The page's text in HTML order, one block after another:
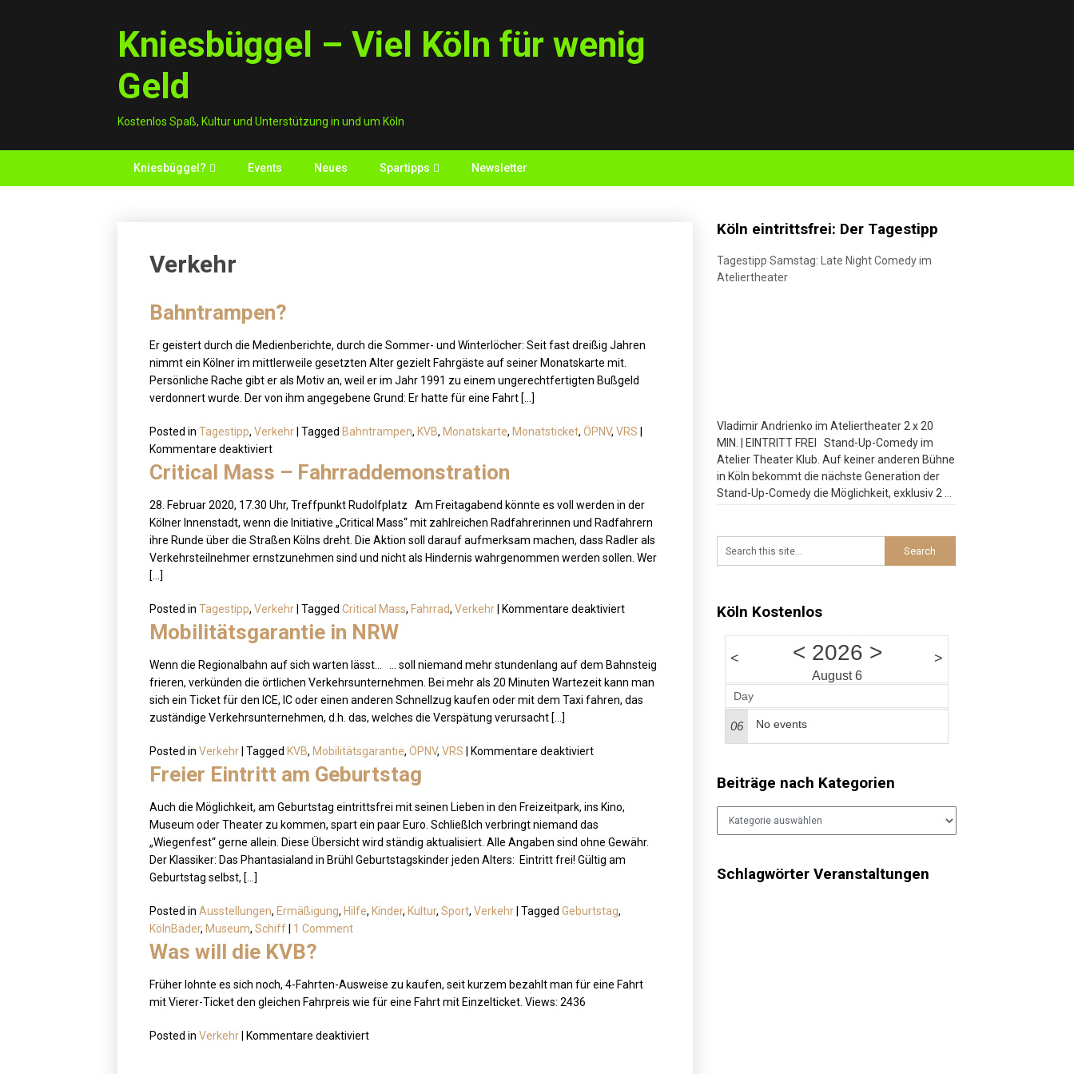
Kniesbüggel – Viel Köln für wenig
Geld
Kostenlos Spaß, Kultur und Unterstützung in und um Köln
Kniesbüggel? Events Neues Spartipps Newsletter
Verkehr
Bahntrampen?
Er geistert durch die Medienberichte, durch die Sommer- und Winterlöcher: Seit fast dreißig Jahren
nimmt ein Kölner im mittlerweile gesetzten Alter gezielt Fahrgäste auf seiner Monatskarte mit.
Persönliche Rache gibt er als Motiv an, weil er im Jahr 1991 zu einem ungerechtfertigten Bußgeld
verdonnert wurde. Der von ihm angegebene Grund: Er hatte für eine Fahrt […]
Posted in Tagestipp, Verkehr Tagged Bahntrampen, KVB, Monatskarte, Monatsticket, ÖPNV, VRS
Kommentare deaktiviertfür
Bahntrampen?
Critical Mass – Fahrraddemonstration
28. Februar 2020, 17.30 Uhr, Treffpunkt Rudolfplatz Am Freitagabend könnte es voll werden in der
Kölner Innenstadt, wenn die Initiative „Critical Mass“ mit zahlreichen Radfahrerinnen und Radfahrern
ihre Runde über die Straßen Kölns dreht. Die Aktion soll darauf aufmerksam machen, dass Radler als
Verkehrsteilnehmer ernstzunehmen sind und nicht als Hindernis wahrgenommen werden sollen. Wer
[…]
Posted in Tagestipp, Verkehr Tagged Critical Mass, Fahrrad, Verkehr Kommentare deaktiviertfür
–
Fahrraddemonstration
Mobilitätsgarantie in NRW
Wenn die Regionalbahn auf sich warten lässt… … soll niemand mehr stundenlang auf dem Bahnsteig
frieren, verkünden die örtlichen Verkehrsunternehmen. Bei mehr als 20 Minuten Wartezeit kann man
sich ein Ticket für den ICE, IC oder einen anderen Schnellzug kaufen oder mit dem Taxi fahren, das
zuständige Verkehrsunternehmen, d.h. das, welches die Verspätung verursacht […]
Posted in Verkehr Tagged KVB, Mobilitätsgarantie, ÖPNV, VRS Kommentare deaktiviertfür
NRW
Freier Eintritt am Geburtstag
Auch die Möglichkeit, am Geburtstag eintrittsfrei mit seinen Lieben in den Freizeitpark, ins Kino,
Museum oder Theater zu kommen, spart ein paar Euro. Schließlch verbringt niemand das
„Wiegenfest“ gerne allein. Diese Übersicht wird ständig aktualisiert. Alle Angaben sind ohne Gewähr.
Der Klassiker: Das Phantasialand in Brühl Geburtstagskinder jeden Alters: Eintritt frei! Gültig am
Geburtstag selbst, […]
Posted in Ausstellungen, Ermäßigung, Hilfe, Kinder, Kultur, Sport, Verkehr Tagged Geburtstag,
KölnBäder, Museum, Schiff 1 Comment
Was will die KVB?
Früher lohnte es sich noch, 4-Fahrten-Ausweise zu kaufen, seit kurzem bezahlt man für eine Fahrt
mit Vierer-Ticket den gleichen Fahrpreis wie für eine Fahrt mit Einzelticket. Views: 2436
Posted in Verkehr Kommentare deaktiviertfür
Köln eintrittsfrei: Der Tagestipp
Tagestipp Samstag: Late Night Comedy im
Ateliertheater
Vladimir Andrienko im Ateliertheater 2 x 20
MIN. | EINTRITT FREI Stand-Up-Comedy im
Atelier Theater Klub. Auf keiner anderen Bühne
in Köln bekommt die nächste Generation der
Stand-Up-Comedy die Möglichkeit, exklusiv 2 x
Köln Kostenlos
< < 2026 >
August 6
>
Day
06 No events
Beiträge nach Kategorien
Schlagwörter Veranstaltungen